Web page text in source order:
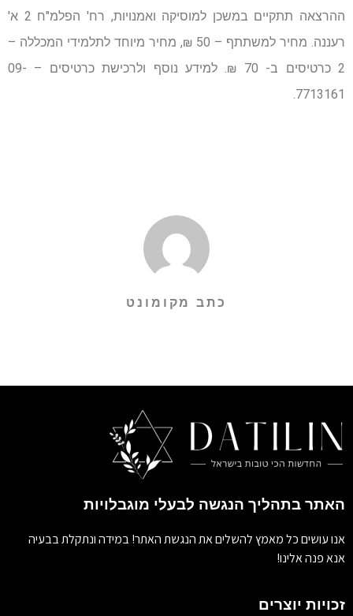
ההרצאה תתקיים במשכן למוסיקה ואמנויות, רח' הפלמ"ח 2 א'
רעננה. מחיר למשתתף – 50 ₪, מחיר מיוחד לתלמידי המכללה –
2 כרטיסים ב- 70 ₪. למידע נוסף ולרכישת כרטיסים – 09-
7713161.
כתב מקומונט
האתר בתהליך הנגשה לבעלי מוגבלויות
אנו עושים כל מאמץ להשלים את הנגשת האתר! במידה ונתקלת בבעיה
אנא פנה אלינו!
זכויות יוצרים